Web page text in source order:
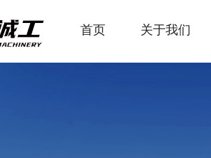
首页 关于我们